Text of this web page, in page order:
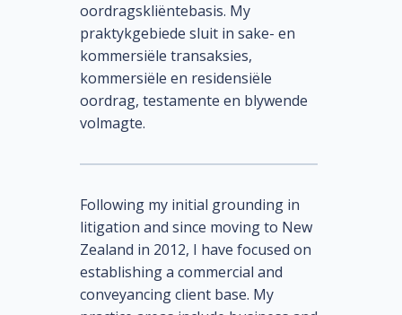
oordragskliëntebasis. My
praktykgebiede sluit in sake- en
kommersiële transaksies,
kommersiële en residensiële
oordrag, testamente en blywende
volmagte.
Following my initial grounding in
litigation and since moving to New
Zealand in 2012, I have focused on
establishing a commercial and
conveyancing client base. My